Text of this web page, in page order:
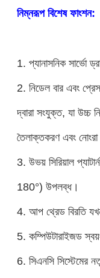
নিম্নরূপ বিশেষ ফাংশন:
1. প্যানাসনিক সার্ভো
2. নিডেল বার এবং
দ্বারা সংযুক্ত, যা উচ্চ
তৈলাক্তকরণ এবং
3. উভয় সিরিয়াল
180°) উপলব্ধ।
4. আপ থ্রেড বিরতি
5. কম্পিউটারাইজড
6. সিএনসি সিস্টেমের